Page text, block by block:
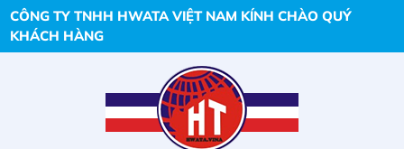
CÔNG TY TNHH HWATA VIỆT NAM KÍNH CHÀO QUÝ
KHÁCH HÀNG